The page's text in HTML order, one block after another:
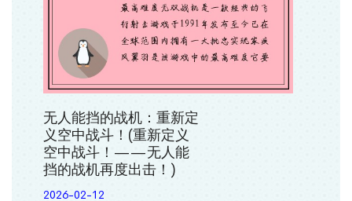
无人能挡的战机：重新定
义空中战斗！(重新定义
空中战斗！——无人能
挡的战机再度出击！)
2026-02-12